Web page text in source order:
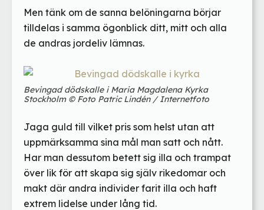
Men tänk om de sanna belöningarna börjar
tilldelas i samma ögonblick ditt, mitt och alla
de andras jordeliv lämnas.
Bevingad dödskalle i Maria Magdalena Kyrka
Stockholm © Foto Patric Lindén / Internetfoto
Jaga guld till vilket pris som helst utan att
uppmärksamma sina mål man satt och nått.
Har man dessutom betett sig illa och trampat
över lik för att skapa sig själv rikedomar och
makt där andra individer farit illa och haft
extrem lidelse under lång tid.